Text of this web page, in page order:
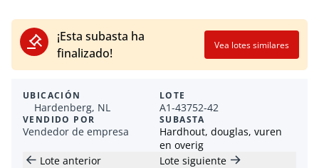
¡Esta subasta ha
finalizado!
Vea lotes similares
UBICACIÓN
Hardenberg, NL
VENDIDO POR
Vendedor de empresa
LOTE
A1-43752-42
SUBASTA
Hardhout, douglas, vuren
en overig
Lote anterior
Lote siguiente